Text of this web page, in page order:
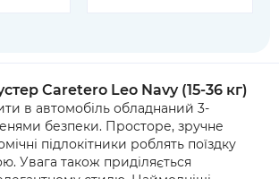
Caretero Leo Navy (15-36 кг)
в автомобіль обладнаний 3-
безпеки. Просторе, зручне
підлокітники роблять поїздку
Увага також приділяється